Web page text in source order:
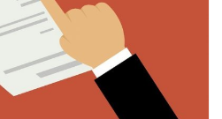
проект